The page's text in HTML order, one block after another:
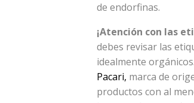
de endorfinas.
¡Atención con las
debes revisar las
idealmente
Pacari, marca de
productos con al